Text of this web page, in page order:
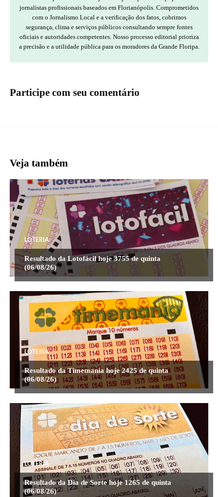
jornalistas profissionais baseados em Florianópolis. Comprometidos
com o Jornalismo Local e a verificação dos fatos, cobrimos
segurança, clima e serviços públicos consultando sempre fontes
oficiais e autoridades competentes. Nosso processo editorial prioriza
a precisão e a utilidade pública para os moradores da Grande Floripa.
Participe com seu comentário
Veja também
LOTERIA
Resultado da Lotofácil hoje 3755 de quinta
(06/08/26)
LOTERIA
Resultado da Timemania hoje 2425 de quinta
(06/08/26)
LOTERIA
Resultado da Dia de Sorte hoje 1265 de quinta
(06/08/26)